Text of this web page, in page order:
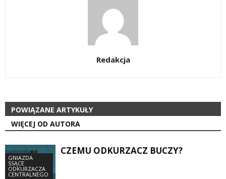
Redakcja
POWIĄZANE ARTYKUŁY
WIĘCEJ OD AUTORA
GNIAZDA
SSĄCE
ODKURZACZA
CENTRALNEGO
CZEMU ODKURZACZ BUCZY?